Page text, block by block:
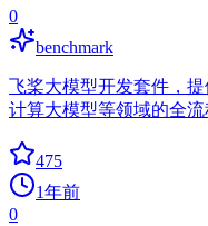
0
benchmark
飞桨大模型开发套件，
计算大模型等领域的全流
475
1年前
0